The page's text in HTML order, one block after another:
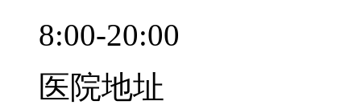
8:00-20:00
医院地址